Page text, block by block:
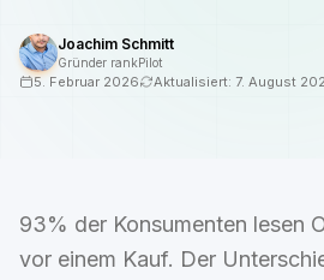
Joachim Schmitt
Gründer rankPilot
5. Februar 2026 Aktualisiert: 7. August
93% der Konsumenten lesen
vor einem Kauf. Der